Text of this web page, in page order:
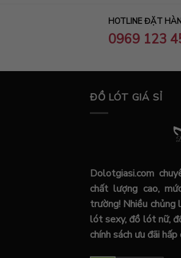
HOTLINE ĐẶT
0969 123
ĐỒ LÓT GIÁ SỈ
Dolotgiasi.com
chất lượng cao,
trường! Nhiều
lót sexy, đồ lót nữ,
chính sách ưu đãi